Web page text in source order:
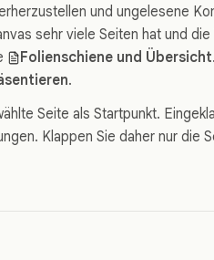
und ungelesene
sehr viele Seiten hat und
Folienschiene und Übersicht
.
Seite als Startpunkt.
Klappen Sie daher nur die